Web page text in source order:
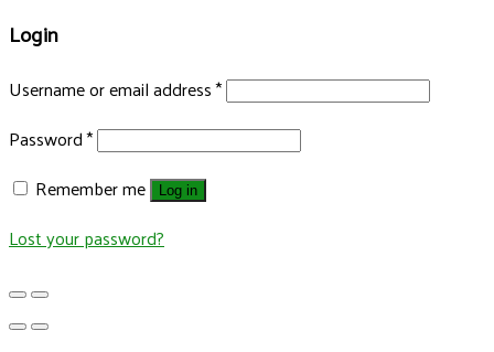
Login
Username or email address*
Password*
Remember me
Log in
Lost your password?